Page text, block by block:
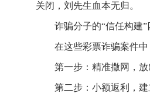
关闭，刘先生血本无归。
诈骗分子的“信任构建”
在这些彩票诈骗案件
第一步：精准撒网，
第二步：小额返利，